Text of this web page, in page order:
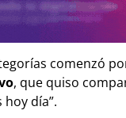
comenzó
, que quiso
día”.